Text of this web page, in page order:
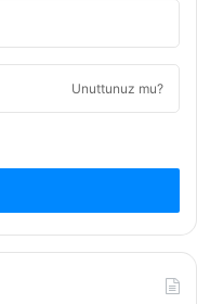
Unuttunuz mu?